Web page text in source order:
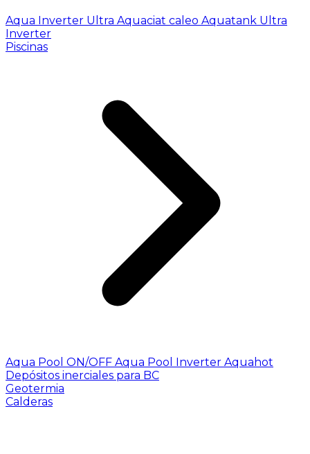
Aqua Inverter Ultra Aquaciat caleo Aquatank Ultra
Inverter
Piscinas
Aqua Pool ON/OFF Aqua Pool Inverter Aquahot
Depósitos inerciales para BC
Geotermia
Calderas